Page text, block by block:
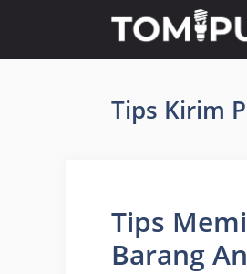
isi
Tips Kirim
Tips
Barang